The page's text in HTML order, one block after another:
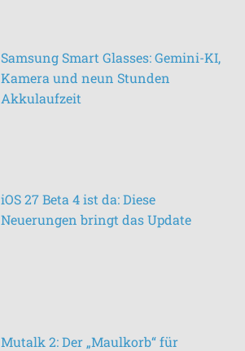
Samsung Smart Glasses: Gemini-KI,
Kamera und neun Stunden
Akkulaufzeit
iOS 27 Beta 4 ist da: Diese
Neuerungen bringt das Update
Mutalk 2: Der „Maulkorb“ für